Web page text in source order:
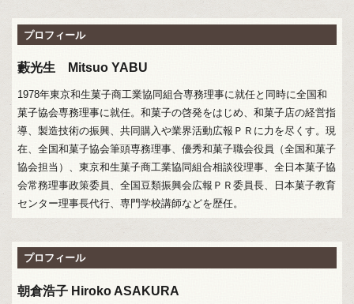
プロフィール
藪光生 Mitsuo YABU
1978年東京和生菓子商工業協同組合専務理事に就任と同時に全国和
菓子協会専務理事に就任。和菓子の啓発をはじめ、和菓子店の経営指
導、製造技術の振興、共同購入や業界活動広報ＰＲに力を尽くす。現
在、全国和菓子協会筆頭専務理事、優秀和菓子職会役員（全国和菓子
協会担当）、東京和生菓子商工業協同組合相談役理事、全日本菓子協
会常務理事政策委員、全国豆類振興会広報ＰＲ委員長、日本菓子教育
センター理事長代行、専門学校講師などを歴任。
プロフィール
朝倉浩子 Hiroko ASAKURA